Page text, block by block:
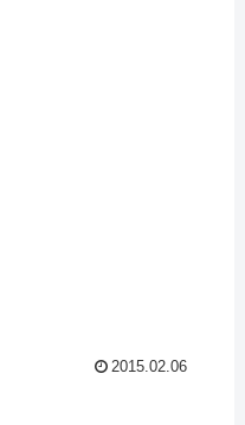
2015.02.06